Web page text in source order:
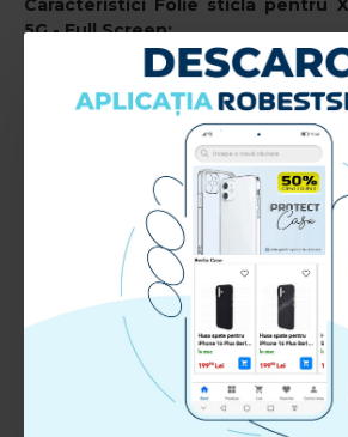
Caracteristici Folie sticla pentru
5G- Full Screen:
Compatibil cu: Xiaomi Mi 10T Lite 5G
Tip aplicare: Fata
Material: TPU+Sticla+Adeziv
RECENZII CLIENTI:
Nu sunt recenzii la acest produs.
Adauga Recenzie
autentifica-tesau
pentru a putea lasa o recenzie